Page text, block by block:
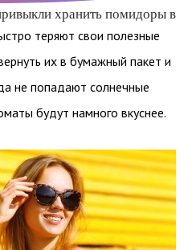
хранить помидоры в
теряют свои полезные
их в бумажный пакет и
не попадают солнечные
будут намного вкуснее.